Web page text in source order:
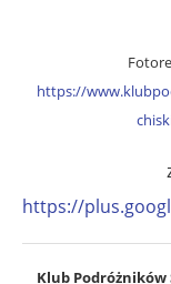
https://
https://
Klub